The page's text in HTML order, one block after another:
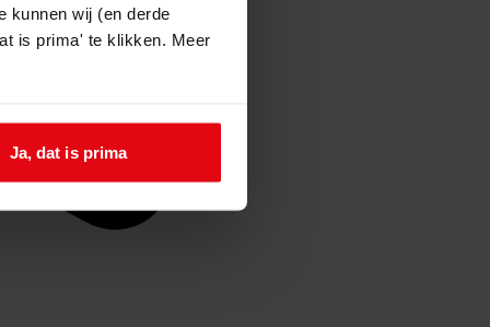
kunnen wij (en derde
is prima' te klikken. Meer
Ja, dat is prima